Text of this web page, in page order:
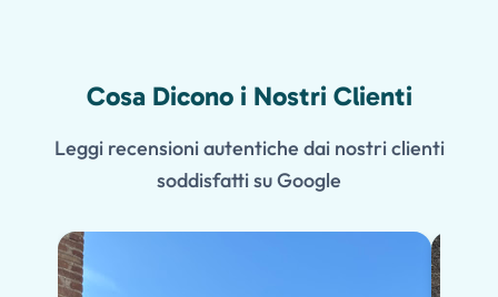
Cosa Dicono i Nostri Clienti
Leggi recensioni autentiche dai nostri clienti
soddisfatti su Google